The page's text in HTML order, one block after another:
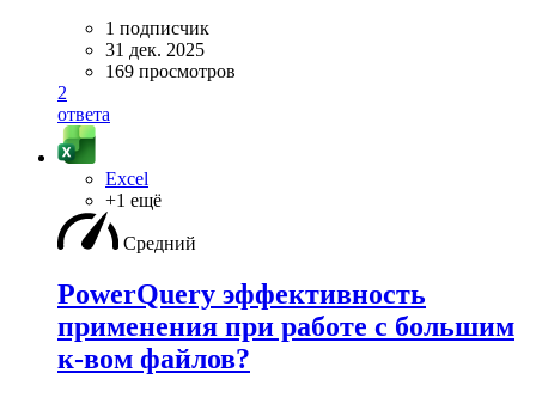
1 подписчик
31 дек. 2025
169 просмотров
2
ответа
Excel
+1 ещё
Средний
PowerQuery эффективность
применения при работе с большим
к-вом файлов?